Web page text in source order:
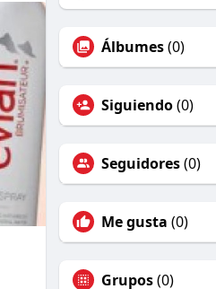
Álbumes(0)
Siguiendo(0)
Seguidores(0)
Me gusta (0)
Grupos(0)